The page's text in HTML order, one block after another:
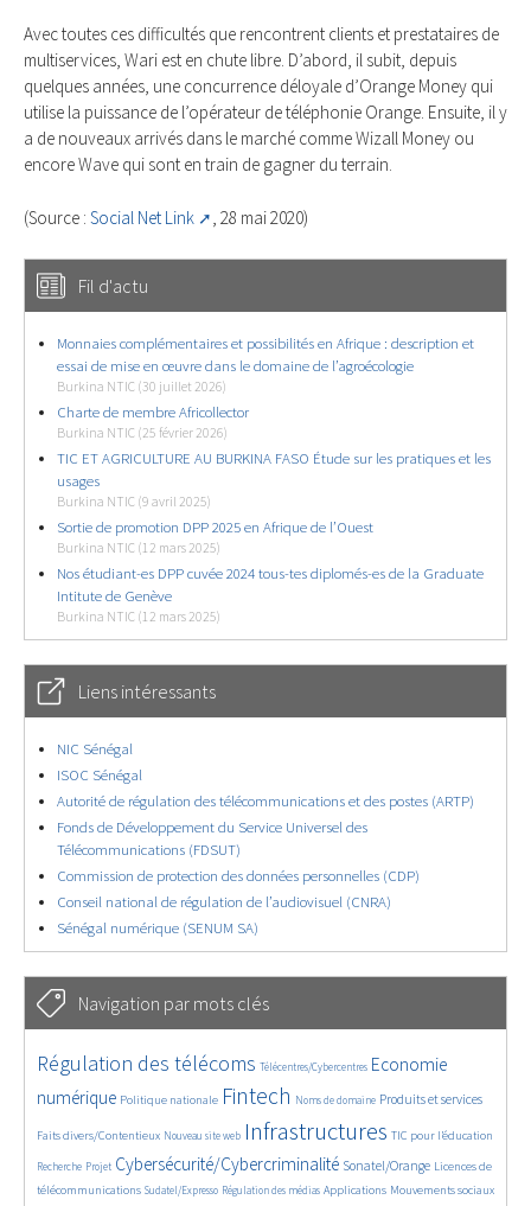
Avec toutes ces difficultés que rencontrent clients et prestataires de
multiservices, Wari est en chute libre. D’abord, il subit, depuis
quelques années, une concurrence déloyale d’Orange Money qui
utilise la puissance de l’opérateur de téléphonie Orange. Ensuite, il y
a de nouveaux arrivés dans le marché comme Wizall Money ou
encore Wave qui sont en train de gagner du terrain.
(Source : Social Net Link , 28 mai 2020)
Fil d'actu
Monnaies complémentaires et possibilités en Afrique : description et
essai de mise en œuvre dans le domaine de l’agroécologie
Burkina NTIC (30 juillet 2026)
Charte de membre Africollector
Burkina NTIC (25 février 2026)
TIC ET AGRICULTURE AU BURKINA FASO Étude sur les pratiques et les
usages
Burkina NTIC (9 avril 2025)
Sortie de promotion DPP 2025 en Afrique de l’Ouest
Burkina NTIC (12 mars 2025)
Nos étudiant-es DPP cuvée 2024 tous-tes diplomés-es de la Graduate
Intitute de Genève
Burkina NTIC (12 mars 2025)
Liens intéressants
NIC Sénégal
ISOC Sénégal
Autorité de régulation des télécommunications et des postes (ARTP)
Fonds de Développement du Service Universel des
Télécommunications (FDSUT)
Commission de protection des données personnelles (CDP)
Conseil national de régulation de l’audiovisuel (CNRA)
Sénégal numérique (SENUM SA)
Navigation par mots clés
4566/5670
Régulation des télécoms
350/5670 Télécentres/Cybercentres
3611/5670
Economie
numérique
1841/5670 Politique nationale
5270/5670 Fintech
621/5670 Noms de domaine
2221/5670 Produits et services
1547/5670
Faits divers/Contentieux Nouveau site web Infrastructures TIC pour l’éducation
Recherche
247/5670Projet
3777/5670 Cybersécurité/Cybercriminalité
2174/5670 Sonatel/Orange
1607/5670
Licences de
télécommunications
288/5670 Sudatel/Expresso
1022/5670 Régulation des médias
1515/5670 Applications
1229/5670 Mouvements sociaux
1641/5670